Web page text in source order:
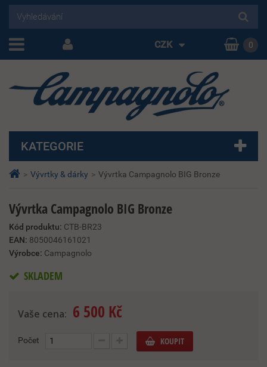
> Vývrtky & dárky > Vývrtka Campagnolo BIG Bronze
Vývrtka Campagnolo BIG Bronze
Kód produktu: CTB-BR23
EAN: 8050046161021
Výrobce: Campagnolo
SKLADEM
Vaše cena: 6 500 Kč
Počet KOUPIT
KATEGORIE
CZK 0